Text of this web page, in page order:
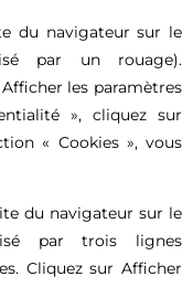
du navigateur sur le
par un rouage).
les paramètres
», cliquez sur
« Cookies », vous
du navigateur sur le
par trois lignes
Cliquez sur Afficher